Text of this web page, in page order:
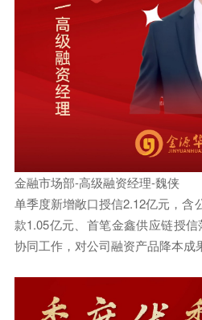
金融市场部-高级融资经理-魏侠
单季度新增敞口授信2.12亿元，含
款1.05亿元、首笔金鑫供应链授
协同工作，对公司融资产品降本成